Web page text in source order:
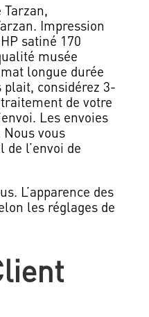
Impression
satiné 170
musée
longue durée
plait, considérez 3-
de votre
Les envoies
vous
l’envoi de
L’apparence des
les réglages de